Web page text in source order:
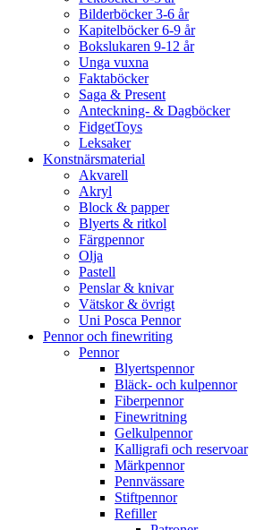
Bilderböcker 3-6 år
Kapitelböcker 6-9 år
Bokslukaren 9-12 år
Unga vuxna
Faktaböcker
Saga & Present
Anteckning- & Dagböcker
FidgetToys
Leksaker
Konstnärsmaterial
Akvarell
Akryl
Block & papper
Blyerts & ritkol
Färgpennor
Olja
Pastell
Penslar & knivar
Vätskor & övrigt
Uni Posca Pennor
Pennor och finewriting
Pennor
Blyertspennor
Bläck- och kulpennor
Fiberpennor
Finewritning
Gelkulpennor
Kalligrafi och reservoar
Märkpennor
Pennvässare
Stiftpennor
Refiller